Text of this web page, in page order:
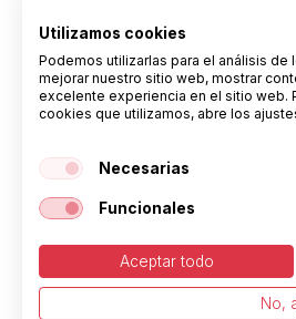
estuches
Flauta+oboe
Flaviol valenciá y
Fliscorno cubres
Fliscorno de
Fliscorno
Gaita estuches
Gaita fundas
Helicon fundas
Utilizamos cookies
Podemos utilizarlas para el análisis
mejorar nuestro sitio web, mostrar
excelente experiencia en el sitio web.
cookies que utilizamos, abre los
Necesarias
Funcionales
Aceptar todo
No,